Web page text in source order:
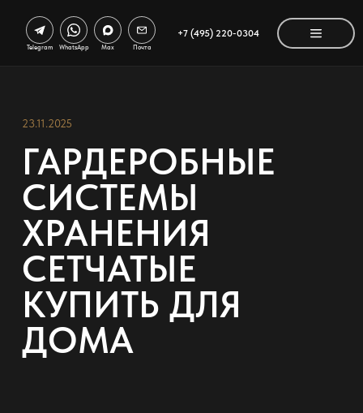
+7 (495) 220-0304
Telegram WhatsApp Max Почта
23.11.2025
ГАРДЕРОБНЫЕ
СИСТЕМЫ
ХРАНЕНИЯ
СЕТЧАТЫЕ
КУПИТЬ ДЛЯ
ДОМА